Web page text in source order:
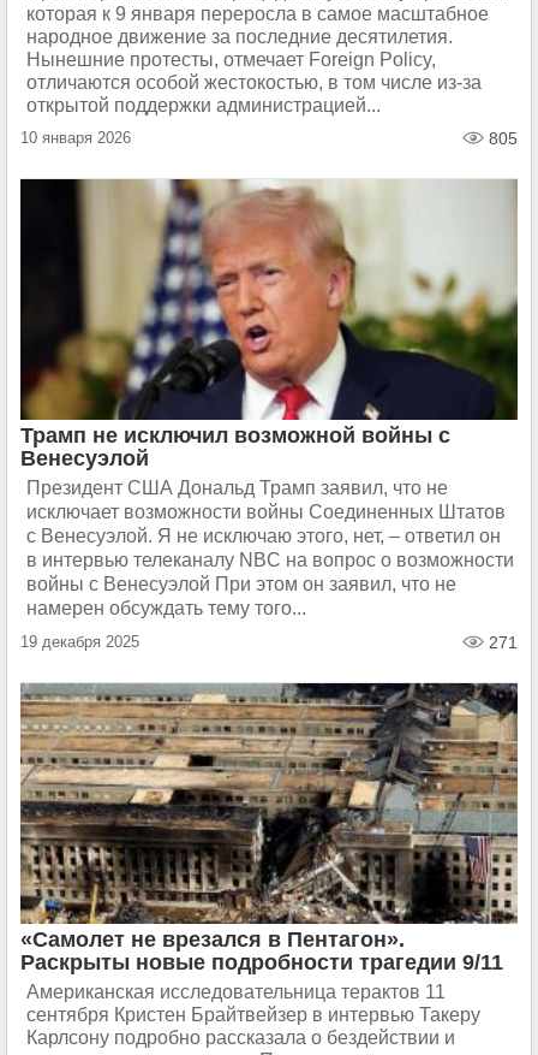
которая к 9 января переросла в самое масштабное
народное движение за последние десятилетия.
Нынешние протесты, отмечает Foreign Policy,
отличаются особой жестокостью, в том числе из-за
открытой поддержки администрацией...
10 января 2026 805
Трамп не исключил возможной войны с
Венесуэлой
Президент США Дональд Трамп заявил, что не
исключает возможности войны Соединенных Штатов
с Венесуэлой. Я не исключаю этого, нет, – ответил он
в интервью телеканалу NBC на вопрос о возможности
войны с Венесуэлой При этом он заявил, что не
намерен обсуждать тему того...
19 декабря 2025 271
«Самолет не врезался в Пентагон».
Раскрыты новые подробности трагедии 9/11
Американская исследовательница терактов 11
сентября Кристен Брайтвейзер в интервью Такеру
Карлсону подробно рассказала о бездействии и